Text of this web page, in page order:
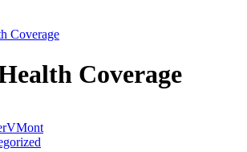
Coverage
Coverage